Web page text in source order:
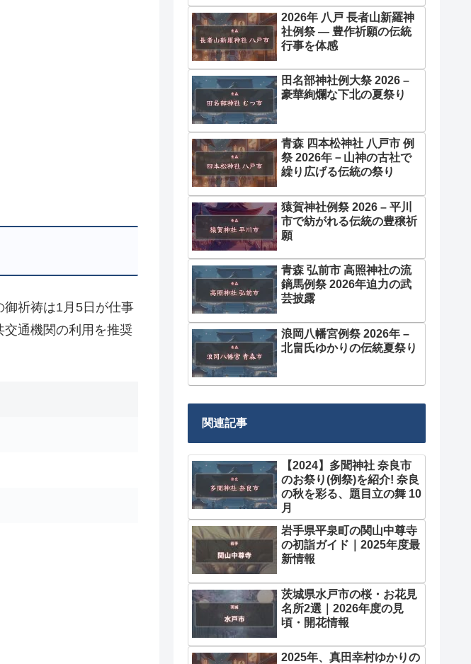
祈祷は1月5日が仕事
通機関の利用を推奨
2026年 八戸 長者山新羅神
社例祭 ― 豊作祈願の伝統
行事を体感
田名部神社例大祭 2026 –
豪華絢爛な下北の夏祭り
青森 四本松神社 八戸市 例
祭 2026年－山神の古社で
繰り広げる伝統の祭り
猿賀神社例祭 2026 – 平川
市で紡がれる伝統の豊穣祈
願
青森 弘前市 高照神社の流
鏑馬例祭 2026年迫力の武
芸披露
浪岡八幡宮例祭 2026年 –
北畠氏ゆかりの伝統夏祭り
関連記事
【2024】多聞神社 奈良市
のお祭り(例祭)を紹介! 奈良
の秋を彩る、題目立の舞 10
月
岩手県平泉町の関山中尊寺
の初詣ガイド｜2025年度最
新情報
茨城県水戸市の桜・お花見
名所2選｜2026年度の見
頃・開花情報
2025年、真田幸村ゆかりの